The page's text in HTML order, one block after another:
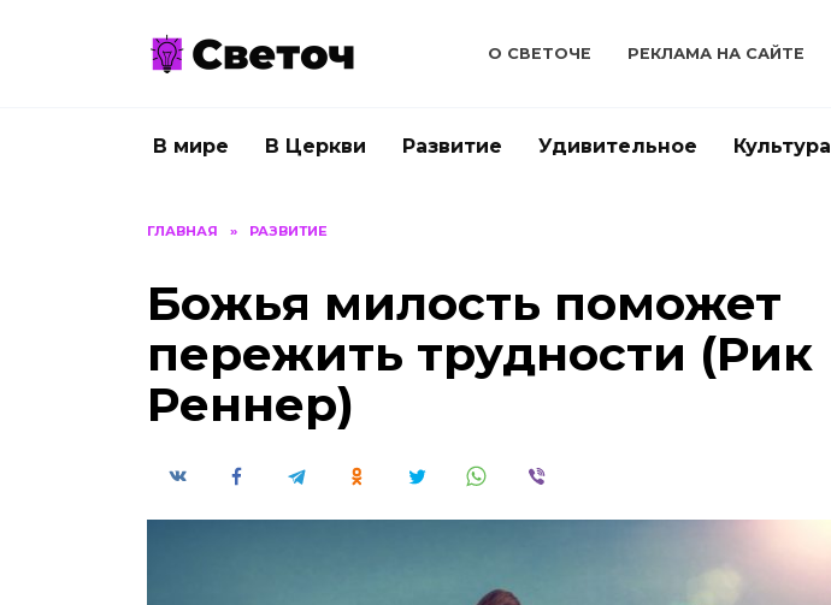
О СВЕТОЧЕ РЕКЛАМА НА САЙТЕ
В мире В Церкви Развитие Удивительное Культура
ГЛАВНАЯ » РАЗВИТИЕ
Божья милость поможет
пережить трудности (Рик
Реннер)